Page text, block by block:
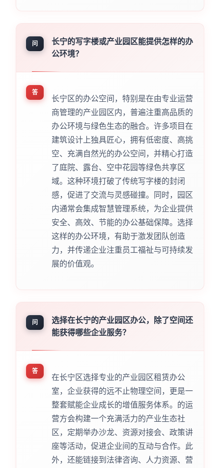
问
长宁的写字楼或产业园区能提供怎样的办
公环境？
答
长宁区的办公空间，特别是在由专业运营
商管理的产业园区内，普遍注重高品质的
办公环境与绿色生态的融合。许多项目在
建筑设计上独具匠心，拥有低密度、高挑
空、充满自然光的办公空间，并精心打造
了庭院、露台、空中花园等绿色共享区
域。这种环境打破了传统写字楼的封闭
感，促进了交流与灵感碰撞。同时，园区
内通常会集成智慧管理系统，为企业提供
安全、高效、节能的办公基础保障。选择
这样的办公环境，有助于激发团队创造
力，并传递企业注重员工福祉与可持续发
展的价值观。
问
选择在长宁的产业园区办公，除了空间还
能获得哪些企业服务？
答
在长宁区选择专业的产业园区租赁办公
室，企业获得的远不止物理空间，更是一
整套赋能企业成长的增值服务体系。的运
营方会构建一个充满活力的产业生态社
区，定期举办沙龙、资源对接会、政策讲
座等活动，促进企业间的互动与合作。此
外，还能链接到法律咨询、人力资源、营